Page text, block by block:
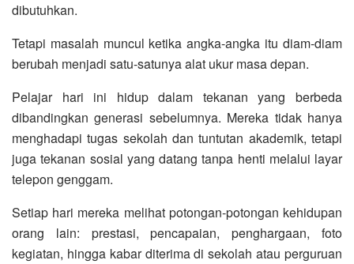
dibutuhkan.
Tetapi masalah muncul ketika angka-angka itu diam-diam
berubah menjadi satu-satunya alat ukur masa depan.
Pelajar hari ini hidup dalam tekanan yang berbeda
dibandingkan generasi sebelumnya. Mereka tidak hanya
menghadapi tugas sekolah dan tuntutan akademik, tetapi
juga tekanan sosial yang datang tanpa henti melalui layar
telepon genggam.
Setiap hari mereka melihat potongan-potongan kehidupan
orang lain: prestasi, pencapaian, penghargaan, foto
kegiatan, hingga kabar diterima di sekolah atau perguruan